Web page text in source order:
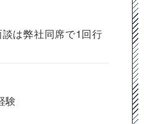
は弊社同席で1回行
験